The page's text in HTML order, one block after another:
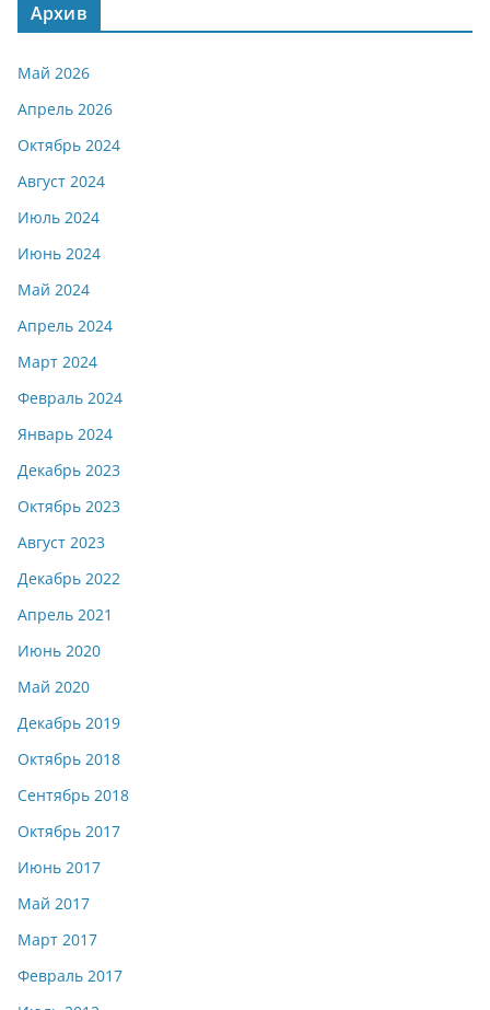
Архив
Май 2026
Апрель 2026
Октябрь 2024
Август 2024
Июль 2024
Июнь 2024
Май 2024
Апрель 2024
Март 2024
Февраль 2024
Январь 2024
Декабрь 2023
Октябрь 2023
Август 2023
Декабрь 2022
Апрель 2021
Июнь 2020
Май 2020
Декабрь 2019
Октябрь 2018
Сентябрь 2018
Октябрь 2017
Июнь 2017
Май 2017
Март 2017
Февраль 2017